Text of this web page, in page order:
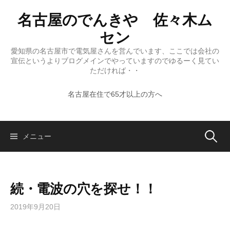
プ
名古屋のでんきや 佐々木ム
セン
愛知県の名古屋市で電気屋さんを営んでいます、ここでは会社の
宣伝というよりブログメインでやっていますのでゆるーく見てい
ただければ・・
名古屋在住で65才以上の方へ
メニュー 検
続・電波の穴を探せ！！
2019年9月20日